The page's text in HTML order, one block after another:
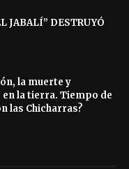
JABALÍ” DESTRUYÓ
la muerte y
la tierra. Tiempo de
las Chicharras?